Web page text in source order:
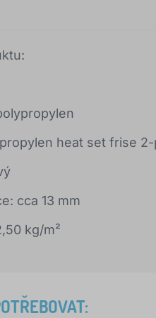
heat set frise
cca 13 mm
kg/m²